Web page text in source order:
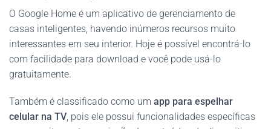
O Google Home é um aplicativo de gerenciamento de
casas inteligentes, havendo inúmeros recursos muito
interessantes em seu interior. Hoje é possível encontrá-lo
com facilidade para download e você pode usá-lo
gratuitamente.
Também é classificado como um app para espelhar
celular na TV, pois ele possui funcionalidades específicas